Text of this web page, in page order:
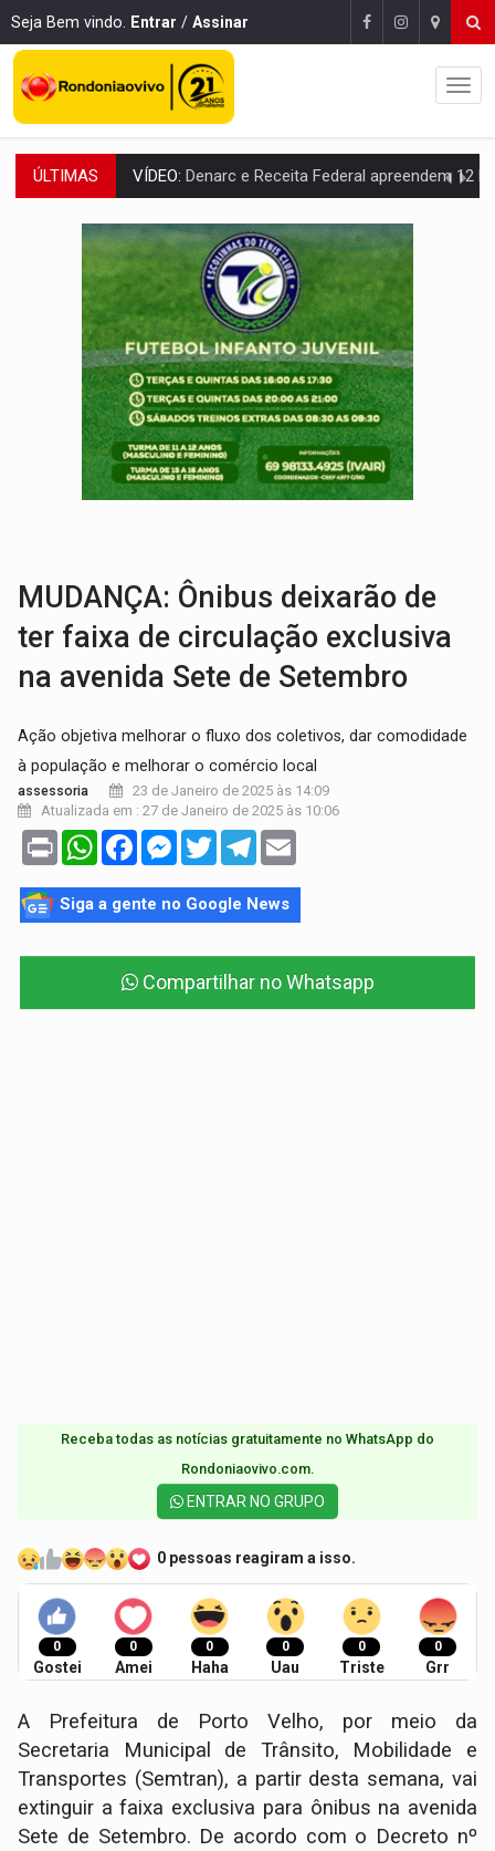
Seja Bem vindo. Entrar / Assinar
ÚLTIMAS OPERAÇÃO DA PC:Membros do CV são presos com armas e drogas após
ENTRADA GRATUITA:Espetáculo As Marias Somos Nós será
VÍDEO: Três são presos após furto de motocicleta em frente
CELEBRAÇÃO:Cerejeiras completa 43 anos de emancipação com
SAÚDE:Anvisa desmente boato sobre presença de plástico ou
VÍDEO:Pitbulls fogem de residência e atacam casal de idosos
AÇÃO CONJUNTA:Forças policiais apreendem cerca de 1kg de
PF ESTÁ APURANDO:Flávio Bolsonaro escolhe Alfredo Gaspar como vice, alvo de
Denarc e Receita Federal apreendem 12 kg de skunk e arma que
MUDANÇA: Ônibus deixarão de
ter faixa de circulação exclusiva
na avenida Sete de Setembro
Ação objetiva melhorar o fluxo dos coletivos, dar comodidade
à população e melhorar o comércio local
assessoria
23 de Janeiro de 2025 às 14:09
Atualizada em : 27 de Janeiro de 2025 às 10:06
Print WhatsAppFacebookMessenger
TwitterTelegram
Siga a gente no Google News
Compartilhar no Whatsapp
Receba todas as notícias gratuitamente no WhatsApp do
Rondoniaovivo.com.​
ENTRAR NO GRUPO
0 pessoas reagiram a isso.
0
Gostei
0
Amei
0
Haha
0
Uau
0
Triste
0
Grr
A Prefeitura de Porto Velho, por meio da
Secretaria Municipal de Trânsito, Mobilidade e
Transportes (Semtran), a partir desta semana, vai
extinguir a faixa exclusiva para ônibus na avenida
Sete de Setembro. De acordo com o Decreto nº